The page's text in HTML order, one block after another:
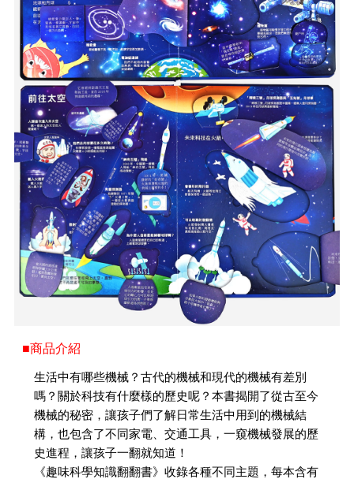
■商品介紹
生活中有哪些機械？古代的機械和現代的機械有差別
嗎？關於科技有什麼樣的歷史呢？本書揭開了從古至今
機械的秘密，讓孩子們了解日常生活中用到的機械結
構，也包含了不同家電、交通工具，一窺機械發展的歷
史進程，讓孩子一翻就知道！
《趣味科學知識翻翻書》收錄各種不同主題，每本含有